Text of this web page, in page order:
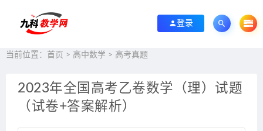
登录
当前位置： 首页 > 高中数学 > 高考真题
2023年全国高考乙卷数学（理）试题
（试卷+答案解析）